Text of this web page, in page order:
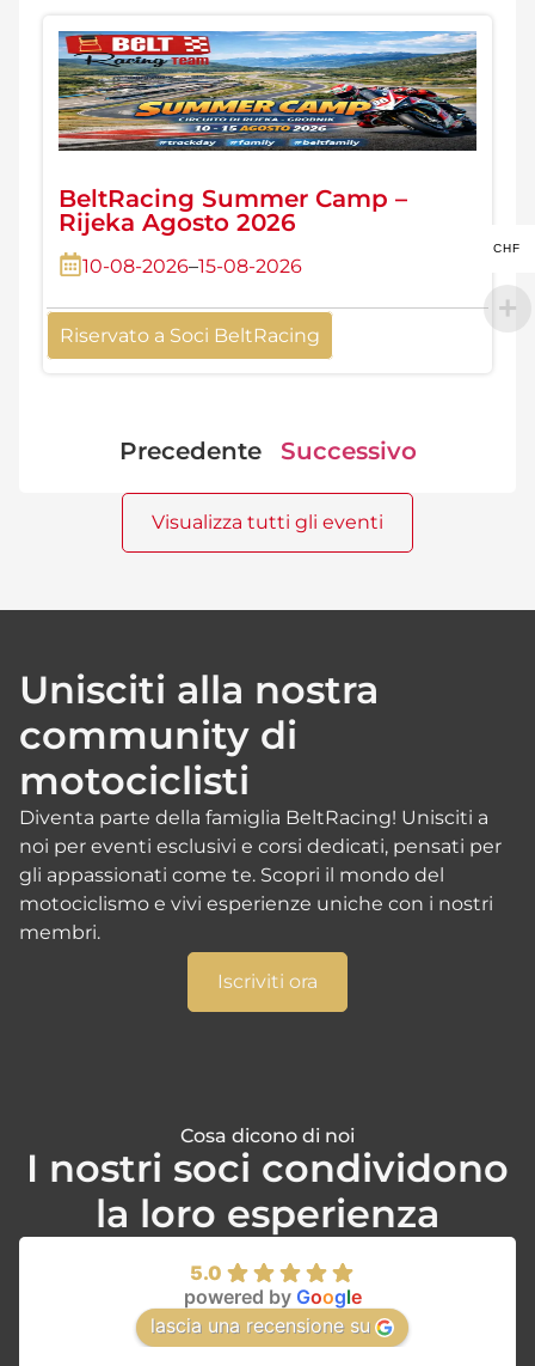
BeltRacing Summer Camp –
Rijeka Agosto 2026
10-08-2026–15-08-2026
Riservato a Soci BeltRacing
Precedente Successivo
Visualizza tutti gli eventi
Unisciti alla nostra
community di
motociclisti
Diventa parte della famiglia BeltRacing! Unisciti a
noi per eventi esclusivi e corsi dedicati, pensati per
gli appassionati come te. Scopri il mondo del
motociclismo e vivi esperienze uniche con i nostri
membri.
Iscriviti ora
Cosa dicono di noi
I nostri soci condividono
la loro esperienza
5.0
powered by Google
lascia una recensione su
CHF